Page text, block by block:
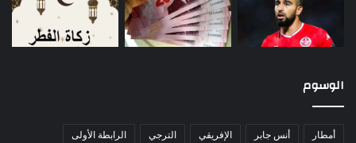
الوسوم
أمطار أنس جابر الإفريقي الترجي الرابطة الأولى